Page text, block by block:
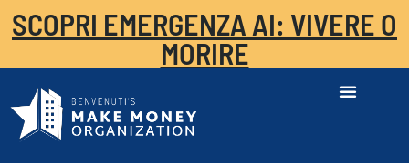
SCOPRI EMERGENZA AI: VIVERE O
MORIRE